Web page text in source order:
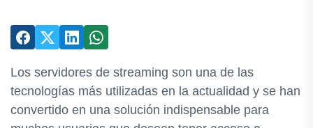
Los servidores de streaming son una de las
tecnologías más utilizadas en la actualidad y se han
convertido en una solución indispensable para